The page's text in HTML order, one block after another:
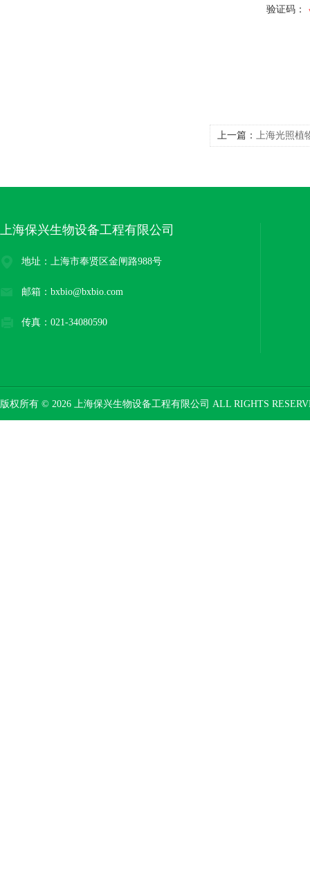
验证码：
上一篇： 上海光照植
上海保兴生物设备工程有限公司
地址：上海市奉贤区金闸路988号
邮箱：bxbio@bxbio.com
传真：021-34080590
版权所有 © 2026 上海保兴生物设备工程有限公司 ALL RIGHTS